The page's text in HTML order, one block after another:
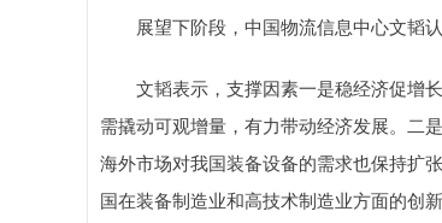
展望下阶段，中国物流信息中心文韬认
文韬表示，支撑因素一是稳经济促增长
需撬动可观增量，有力带动经济发展。二
海外市场对我国装备设备的需求也保持扩
国在装备制造业和高技术制造业方面的创